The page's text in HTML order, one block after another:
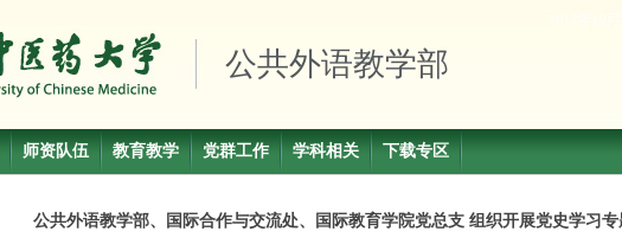
公共外语教学部
师资队伍 教育教学 党群工作 学科相关 下载专区
公共外语教学部、国际合作与交流处、国际教育学院党总支 组织开展党史学习